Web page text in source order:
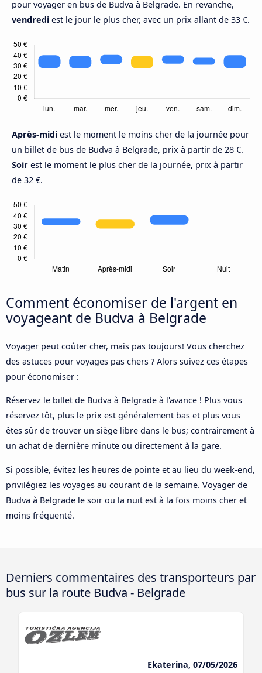
pour voyager en bus de Budva à Belgrade. En revanche,
vendredi est le jour le plus cher, avec un prix allant de 33 €.
Après-midi est le moment le moins cher de la journée pour
un billet de bus de Budva à Belgrade, prix à partir de 28 €.
Soir est le moment le plus cher de la journée, prix à partir
de 32 €.
Comment économiser de l'argent en
voyageant de Budva à Belgrade
Voyager peut coûter cher, mais pas toujours! Vous cherchez
des astuces pour voyages pas chers ? Alors suivez ces étapes
pour économiser :
Réservez le billet de Budva à Belgrade à l'avance ! Plus vous
réservez tôt, plus le prix est généralement bas et plus vous
êtes sûr de trouver un siège libre dans le bus; contrairement à
un achat de dernière minute ou directement à la gare.
Si possible, évitez les heures de pointe et au lieu du week-end,
privilégiez les voyages au courant de la semaine. Voyager de
Budva à Belgrade le soir ou la nuit est à la fois moins cher et
moins fréquenté.
Derniers commentaires des transporteurs par
bus sur la route Budva - Belgrade
Ekaterina, 07/05/2026